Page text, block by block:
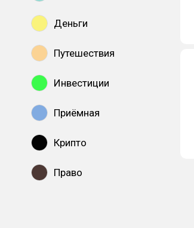
Деньги
Путешествия
Инвестиции
Приёмная
Крипто
Право